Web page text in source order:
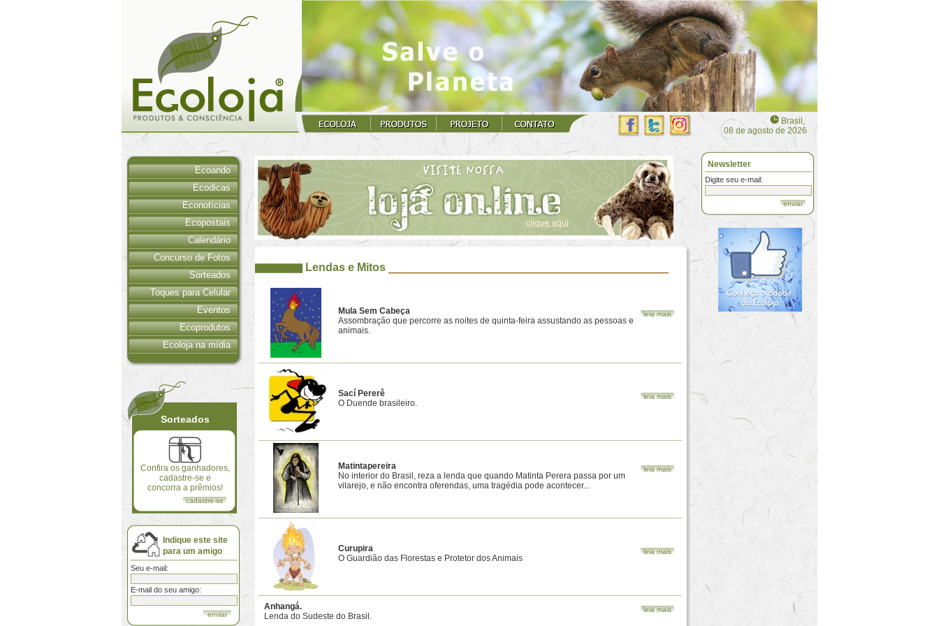
Brasil,
08 de agosto de 2026
Ecoando
Ecodicas
Econotícias
Ecopostais
Calendário
Concurso de Fotos
Sorteados
Toques para Celular
Eventos
Ecoprodutos
Ecoloja na mídia
Sorteados
Confira os ganhadores,
cadastre-se e
concorra a prêmios!
cadastre-se
Indique este site
para um amigo
Seu e-mail:
E-mail do seu amigo:
Lendas e Mitos
leia mais
Mula Sem Cabeça
Assombração que percorre as noites de quinta-feira assustando as pessoas e
animais.
leia mais
Sací Pererê
O Duende brasileiro.
leia mais
Matintapereira
No interior do Brasil, reza a lenda que quando Matinta Perera passa por um
vilarejo, e não encontra oferendas, uma tragédia pode acontecer...
leia mais
Curupira
O Guardião das Florestas e Protetor dos Animais
leia mais
Anhangá.
Lenda do Sudeste do Brasil.
Newsletter
Digite seu e-mail:
enviar